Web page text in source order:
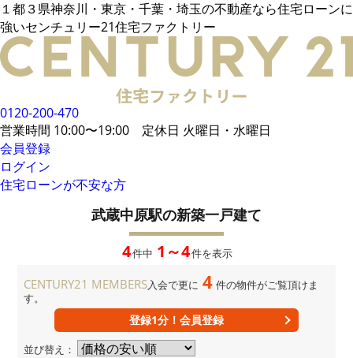
１都３県神奈川・東京・千葉・埼玉の不動産なら住宅ローンに
強いセンチュリー21住宅ファクトリー
0120-200-470
営業時間 10:00〜19:00 定休日 火曜日・水曜日
会員登録
ログイン
住宅ローンが不安な方
電話でご相談
メールでご相談
来店予約
LINEでお問い合わせ
お悩み例
その他借入がある場合
統計データ
借入事例
住宅ローンに強い
住宅ローン内緒話
無料会員登録はこちら
ログイン
お気に入り一覧
所在地から探す
路線・駅から探す
MAP検索
値下げ物件
企業概要
店舗案内
武蔵中原駅の新築一戸建て
4件中 1～4件を表示
CENTURY21 MEMBERS入会で更に 4 件の物件がご覧頂けま
す。
登録1分！会員登録
並び替え：